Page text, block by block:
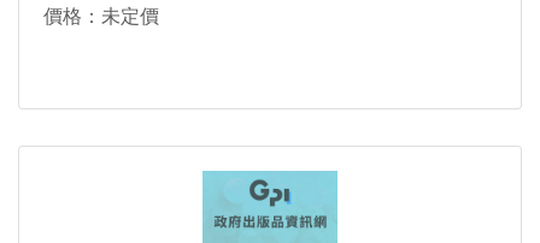
價格：未定價